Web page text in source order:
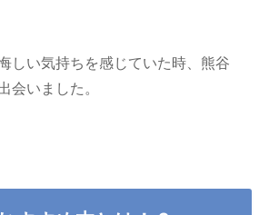
しい気持ちを感じていた時、熊谷
会いました。